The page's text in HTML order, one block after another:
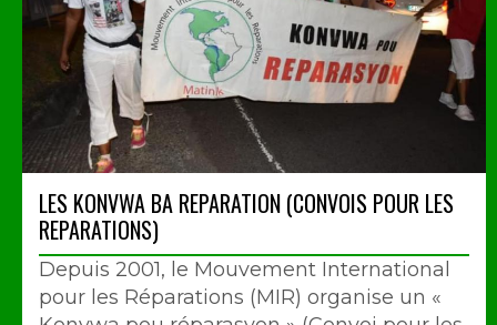
LES KONVWA BA REPARATION (CONVOIS POUR LES
REPARATIONS)
Depuis 2001, le Mouvement International
pour les Réparations (MIR) organise un «